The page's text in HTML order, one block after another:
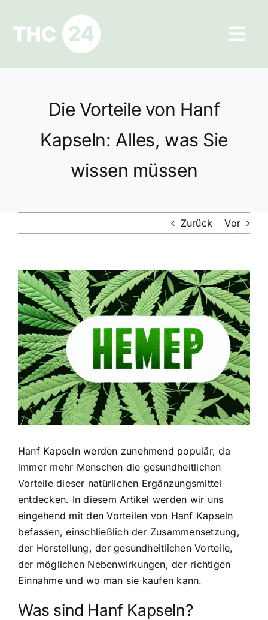
springen
Ratgeber
Hilfe und Kontakt
Datenschutz
Die Vorteile von Hanf
Kapseln: Alles, was Sie
wissen müssen
Zurück Vor
Zeige
grösseres
Bild
Hanf Kapseln werden zunehmend populär, da
immer mehr Menschen die gesundheitlichen
Vorteile dieser natürlichen Ergänzungsmittel
entdecken. In diesem Artikel werden wir uns
eingehend mit den Vorteilen von Hanf Kapseln
befassen, einschließlich der Zusammensetzung,
der Herstellung, der gesundheitlichen Vorteile,
der möglichen Nebenwirkungen, der richtigen
Einnahme und wo man sie kaufen kann.
Was sind Hanf Kapseln?